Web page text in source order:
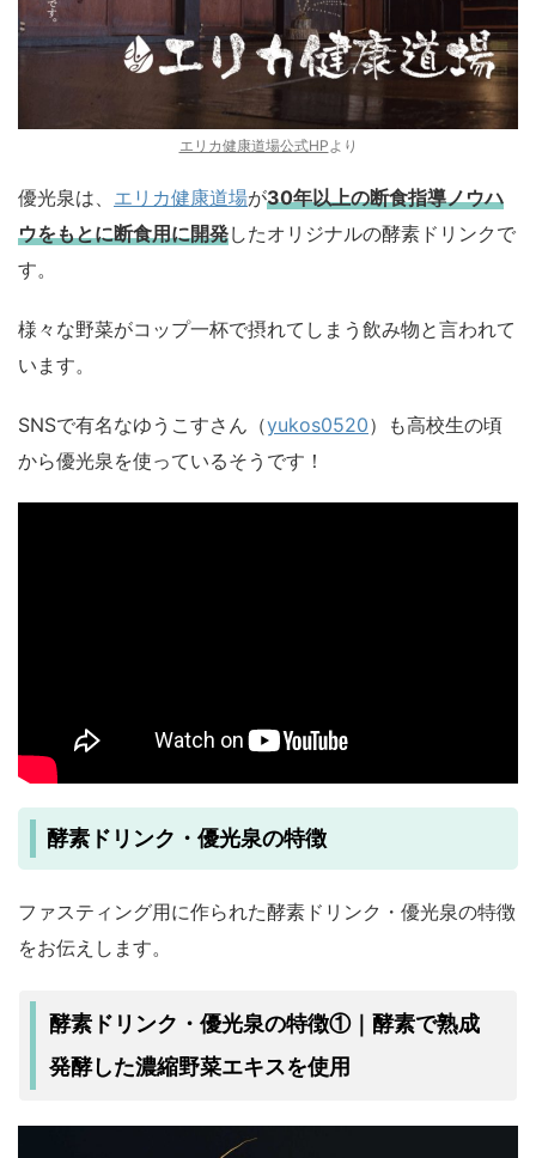
エリカ健康道場公式HPより
優光泉は、 エリカ健康道場が30年以上の断食指導ノウハ
ウをもとに断食用に開発したオリジナルの酵素ドリンクで
す。
様々な野菜がコップ一杯で摂れてしまう飲み物と言われて
います。
SNSで有名なゆうこすさん（yukos0520）も高校生の頃
から優光泉を使っているそうです！
酵素ドリンク・優光泉の特徴
ファスティング用に作られた酵素ドリンク・優光泉の特徴
をお伝えします。
酵素ドリンク・優光泉の特徴①｜酵素で熟成
発酵した濃縮野菜エキスを使用